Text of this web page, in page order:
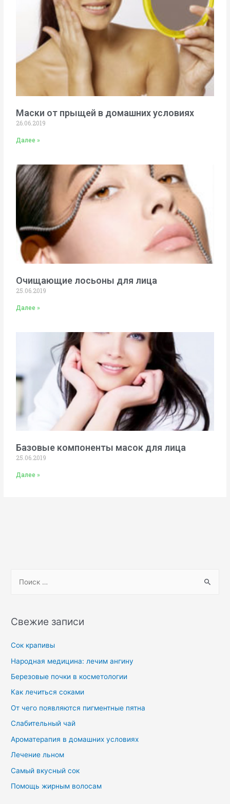
Маски от прыщей в домашних условиях
26.06.2019
Далее »
Очищающие лосьоны для лица
25.06.2019
Далее »
Базовые компоненты масок для лица
25.06.2019
Далее »
Свежие записи
Сок крапивы
Народная медицина: лечим ангину
Березовые почки в косметологии
Как лечиться соками
От чего появляются пигментные пятна
Слабительный чай
Ароматерапия в домашних условиях
Лечение льном
Самый вкусный сок
Помощь жирным волосам